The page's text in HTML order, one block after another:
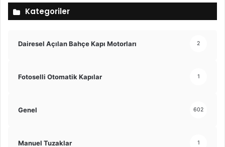
Kategoriler
Dairesel Açılan Bahçe Kapı Motorları 2
Fotoselli Otomatik Kapılar 1
Genel 602
Manuel Tuzaklar 1